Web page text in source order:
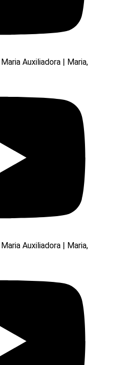
Auxiliadora | Maria,
Auxiliadora | Maria,